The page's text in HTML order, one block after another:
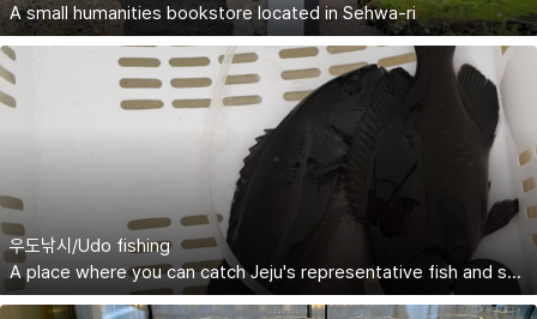
A small humanities bookstore located in Sehwa-ri
우도낚시/Udo fishing
A place where you can catch Jeju's representative fish and see the sea of ​​Jeju